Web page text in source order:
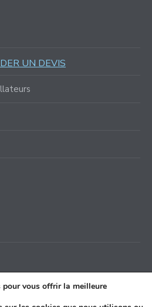
UN DEVIS
vous offrir la meilleure